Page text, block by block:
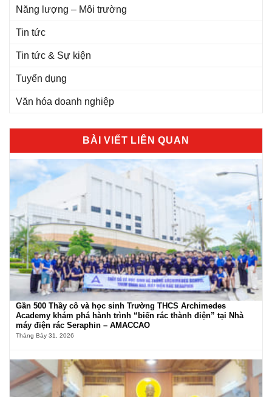
Năng lượng – Môi trường
Tin tức
Tin tức & Sự kiện
Tuyển dụng
Văn hóa doanh nghiệp
BÀI VIẾT LIÊN QUAN
Gần 500 Thầy cô và học sinh Trường THCS Archimedes
Academy khám phá hành trình “biến rác thành điện” tại Nhà
máy điện rác Seraphin – AMACCAO
Tháng Bảy 31, 2026